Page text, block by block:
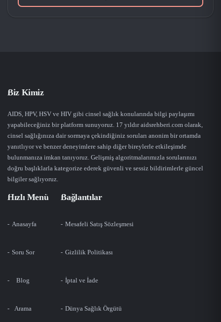
Biz Kimiz
AIDS, HPV, HSV ve HIV gibi cinsel sağlık konularında bilgi paylaşımı
yapabileceğiniz bir platform sunuyoruz. 17 yıldır aidsrehberi.com olarak,
cinsel sağlığınıza dair sormaya çekindiğiniz soruları anonim bir ortamda
yanıtlıyor ve benzer deneyimlere sahip diğer bireylerle etkileşimde
bulunmanıza imkan tanıyoruz. Gelişmiş algoritmalarımızla sorularınızı
doğru başlıklarla kategorize ederek güvenli ve sessiz bildirimlerle güncel
bilgiler sağlıyoruz.
Hızlı Menü
Anasayfa
Soru Sor
Blog
Arama
Bağlantılar
Mesafeli Satış Sözleşmesi
Gizlilik Politikası
İptal ve İade
Dünya Sağlık Örgütü